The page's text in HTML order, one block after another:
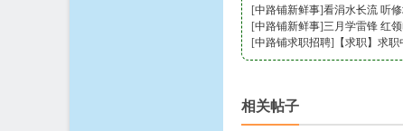
看涓水长流 听
[中路铺新鲜事]
三月学雷锋 红
[中路铺新鲜事]
【求职】求
[中路铺求职招聘]
相关帖子